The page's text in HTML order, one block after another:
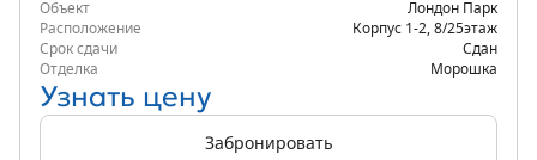
Объект
Лондон Парк
Расположение
Корпус 1-2 8/25этаж
Срок сдачи
Сдан
Отделка
Морошка
Узнать цену
Забронировать